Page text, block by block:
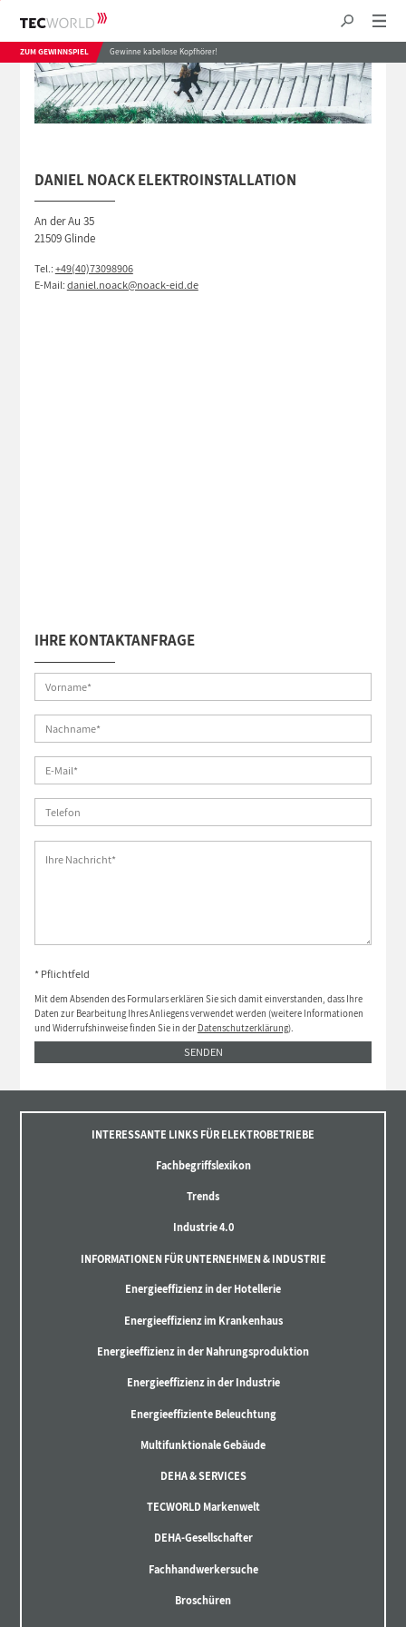
ZUM GEWINNSPIEL Gewinne kabellose Kopfhörer!
DANIEL NOACK ELEKTROINSTALLATION
An der Au 35
21509 Glinde
Tel.:+49(40)73098906
E-Mail:daniel.noack@noack-eid.de
IHRE KONTAKTANFRAGE
* Pflichtfeld
Mit dem Absenden des Formulars erklären Sie sich damit einverstanden, dass Ihre
Daten zur Bearbeitung Ihres Anliegens verwendet werden (weitere Informationen
und Widerrufshinweise finden Sie in der Datenschutzerklärung).
SENDEN
INTERESSANTE LINKS FÜR ELEKTROBETRIEBE
Fachbegriffslexikon
Trends
Industrie 4.0
INFORMATIONEN FÜR UNTERNEHMEN & INDUSTRIE
Energieeffizienz in der Hotellerie
Energieeffizienz im Krankenhaus
Energieeffizienz in der Nahrungsproduktion
Energieeffizienz in der Industrie
Energieeffiziente Beleuchtung
Multifunktionale Gebäude
DEHA & SERVICES
TECWORLD Markenwelt
DEHA-Gesellschafter
Fachhandwerkersuche
Broschüren